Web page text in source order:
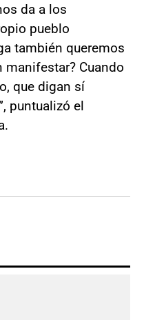
da a los
pueblo
también queremos
manifestar? Cuando
que digan sí
puntualizó el